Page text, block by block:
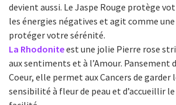
devient aussi. Le Jaspe Rouge protège
les énergies négatives et agit comme
protéger votre sérénité.
La Rhodoniteest une jolie Pierre rose
aux sentiments et à l’Amour. Pansement
Coeur, elle permet aux Cancers de
sensibilité à fleur de peau et d’accueillir